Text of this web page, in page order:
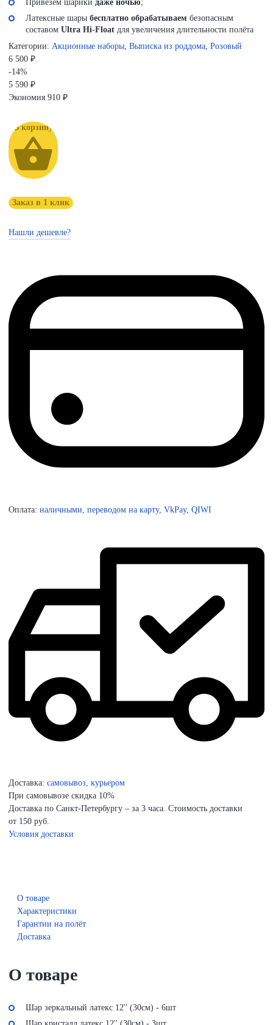
Привезем шарики даже ночью;
Латексные шары бесплатно обрабатываем безопасным
составом Ultra Hi-Float для увеличения длительности полёта
Категории: Акционные наборы Выписка из роддома Розовый
6 500 ₽
-14%
5 590 ₽
Экономия 910 ₽
Заказ в 1 клик
Нашли дешевле?
Оплата: наличными, переводом на карту, VkPay, QIWI
Доставка: самовывоз, курьером
При самовывозе скидка 10%
Доставка по Санкт-Петербургу – за 3 часа. Стоимость доставки
от 150 руб.
Условия доставки
О товаре
Характеристики
Гарантии на полёт
Доставка
О товаре
Шар зеркальный латекс 12'' (30см) - 6шт
Шар кристалл латекс 12'' (30см) - 3шт